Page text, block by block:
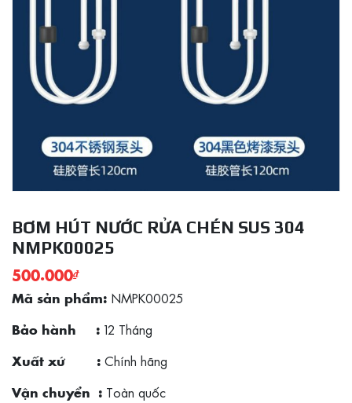
BƠM HÚT NƯỚC RỬA CHÉN SUS 304
NMPK00025
500.000₫
Mã sản phẩm: NMPK00025
Bảo hành : 12 Tháng
Xuất xứ : Chính hãng
Vận chuyển : Toàn quốc